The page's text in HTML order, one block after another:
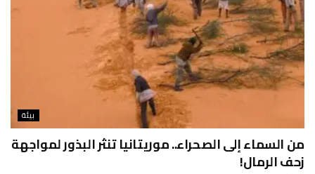
بيئة
من السماء إلى الصحراء.. موريتانيا تنثر البذور لمواجهة
زحف الرمال!